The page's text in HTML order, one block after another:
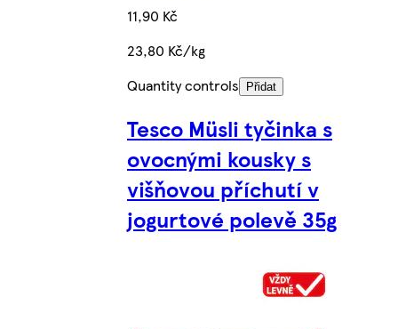
11,90 Kč
23,80 Kč/kg
Quantity controls
Přidat
Tesco Müsli tyčinka s
ovocnými kousky s
višňovou příchutí v
jogurtové polevě 35g